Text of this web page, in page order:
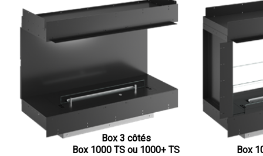
Box 3 côtés
Box 1000 TS ou 1000+ TS
Box